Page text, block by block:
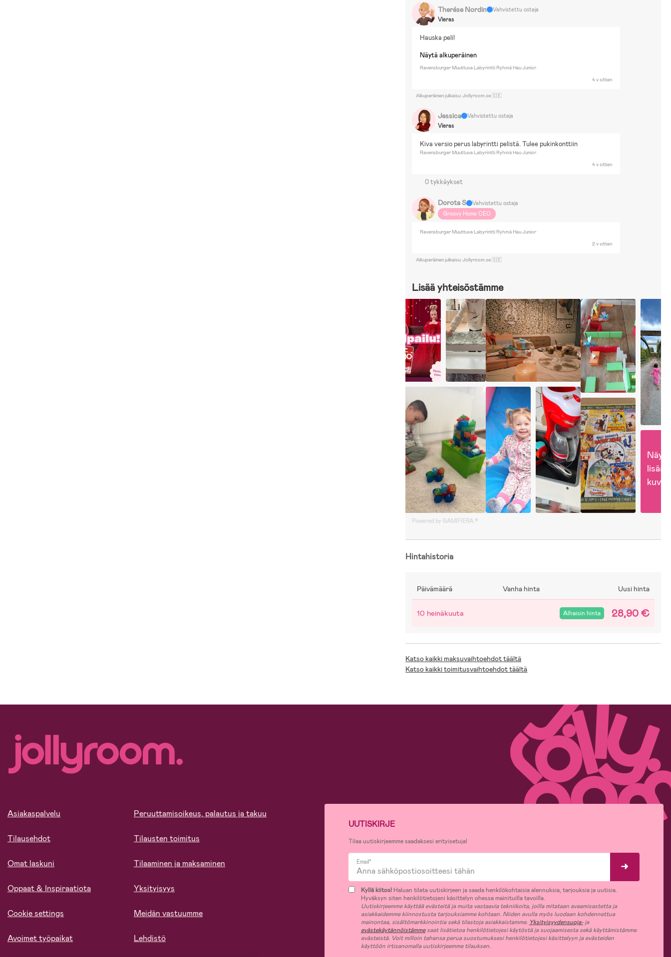
Therése Nordin
Vahvistettu ostaja
Vieras
Hauska peli!
Näytä alkuperäinen
Ravensburger Muuttuva Labyrintti Ryhmä Hau Junior
4 v sitten
Alkuperäinen julkaisu: Jollyroom.se 🇸🇪
Jessica
Vahvistettu ostaja
Vieras
Kiva versio perus labyrintti pelistä. Tulee pukinkonttiin
Ravensburger Muuttuva Labyrintti Ryhmä Hau Junior
4 v sitten
0 tykkäykset
Dorota S
Vahvistettu ostaja
Groovy Home CEO
Ravensburger Muuttuva Labyrintti Ryhmä Hau Junior
2 v sitten
Alkuperäinen julkaisu: Jollyroom.se 🇸🇪
Lisää yhteisöstämme
lisää
kuvia
Powered by GAMIFIERA.®
Hintahistoria
Päivämäärä Vanha hinta Uusi hinta
10 heinäkuuta Alhaisin hinta 28,90 €
Katso kaikki maksuvaihtoehdot täältä
Katso kaikki toimitusvaihtoehdot täältä
Asiakaspalvelu
Tilausehdot
Omat laskuni
Oppaat & Inspiraatiota
Cookie settings
Avoimet työpaikat
Peruuttamisoikeus, palautus ja takuu
Tilausten toimitus
Tilaaminen ja maksaminen
Yksityisyys
Meidän vastuumme
Lehdistö
UUTISKIRJE
Tilaa uutiskirjeemme saadaksesi erityisetuja!
Email*
Kyllä kiitos!Haluan tilata uutiskirjeen ja saada henkilökohtaisia alennuksia, tarjouksia ja uutisia.
Hyväksyn siten henkilötietojeni käsittelyn ohessa mainituilla tavoilla.
Uutiskirjeemme käyttää evästeitä ja muita vastaavia tekniikoita, joilla mitataan avaamisastetta ja
asiakkaidemme kiinnostusta tarjouksiamme kohtaan. Niiden avulla myös luodaan kohdennettua
mainontaa, sisältömarkkinointia sekä tilastoja asiakkaistamme. Yksityisyydensuoja-ja
evästekäytännöistämmesaat lisätietoa henkilötietojesi käytöstä ja suojaamisesta sekä käyttämistämme
evästeistä. Voit milloin tahansa perua suostumuksesi henkilötietojesi käsittelyyn ja evästeiden
käyttöön irtisanomalla uutiskirjeemme tilauksen.